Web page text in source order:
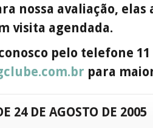
nossa avaliação, elas
visita agendada.
pelo telefone 11
para
24 DE AGOSTO DE 2005